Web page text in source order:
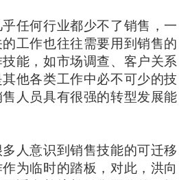
何行业都少不了销售，一
工作也往往需要用到销售的
能，如市场调查、客户关系
他各类工作中必不可少的技
人员具有很强的转型发展能
意识到销售技能的可迁移
为临时的踏板，对此，洪向